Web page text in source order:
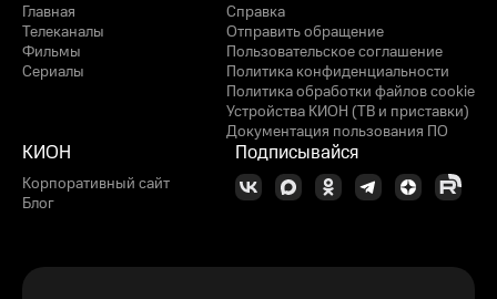
Главная
Телеканалы
Фильмы
Сериалы
Справка
Отправить обращение
Пользовательское соглашение
Политика конфиденциальности
Политика обработки файлов cookie
Устройства КИОН (ТВ и приставки)
Документация пользования ПО
КИОН
Корпоративный сайт
Блог
Подписывайся